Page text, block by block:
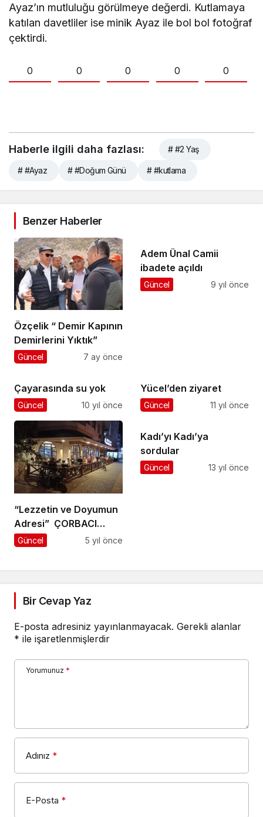
Ayaz’ın mutluluğu görülmeye değerdi. Kutlamaya
katılan davetliler ise minik Ayaz ile bol bol fotoğraf
çektirdi.
0 0 0 0 0
Haberle ilgili daha fazlası: # #2 Yaş
# #Ayaz # #Doğum Günü # #kutlama
Benzer Haberler
Özçelik “ Demir Kapının
Demirlerini Yıktık”
Güncel 7 ay önce
Adem Ünal Camii
ibadete açıldı
Güncel 9 yıl önce
Çayarasında su yok
Güncel 10 yıl önce
Yücel’den ziyaret
Güncel 11 yıl önce
“Lezzetin ve Doyumun
Adresi” ÇORBACI
AKAY
Güncel 5 yıl önce
Kadı’yı Kadı’ya
sordular
Güncel 13 yıl önce
Bir Cevap Yaz
E-posta adresiniz yayınlanmayacak. Gerekli alanlar
* ile işaretlenmişlerdir
Yorumunuz *
Adınız *
E-Posta *